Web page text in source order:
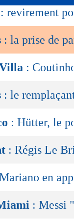
: revirement
: la prise de
:
: le
: Hütter, le
: Régis Le
en
: Messi